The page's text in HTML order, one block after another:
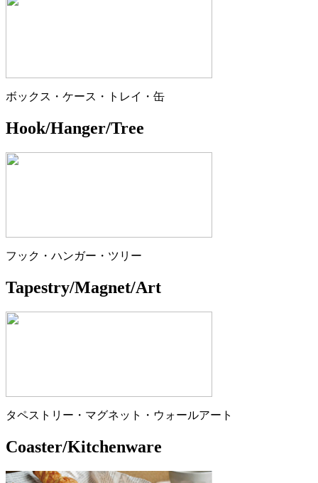
ボックス・ケース・トレイ・缶
Hook/Hanger/Tree
フック・ハンガー・ツリー
Tapestry/Magnet/Art
タペストリー・マグネット・ウォールアート
Coaster/Kitchenware